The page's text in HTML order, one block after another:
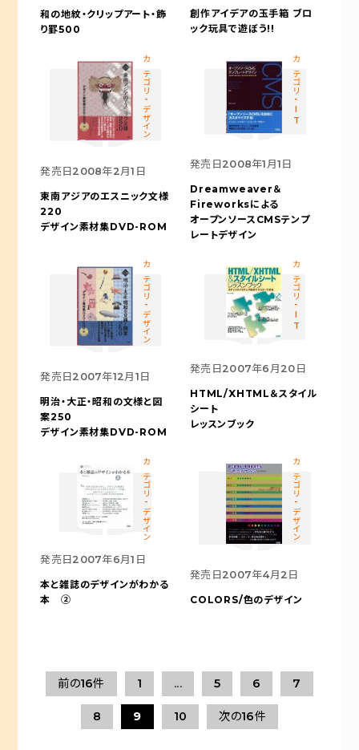
和の地紋・クリップアート・飾
り罫500
創作アイデアの玉手箱 ブロ
ック玩具で遊ぼう!!
カテゴリ-デザイン
発売日 2008年2月1日
東南アジアのエスニック文様
220
デザイン素材集DVD-ROM
カテゴリ-IT
発売日 2008年1月1日
Dreamweaver＆
Fireworksによる
オープンソースCMSテンプ
レートデザイン
カテゴリ-デザイン
発売日 2007年12月1日
明治・大正・昭和の文様と図
案250
デザイン素材集DVD-ROM
カテゴリ-IT
発売日 2007年6月20日
HTML/XHTML＆スタイル
シート
レッスンブック
カテゴリ-デザイン
発売日 2007年6月1日
本と雑誌のデザインがわかる
本 ②
カテゴリ-デザイン
発売日 2007年4月2日
COLORS/色のデザイン
前の16件 1 ... 5 6 7
8 9 10 次の16件